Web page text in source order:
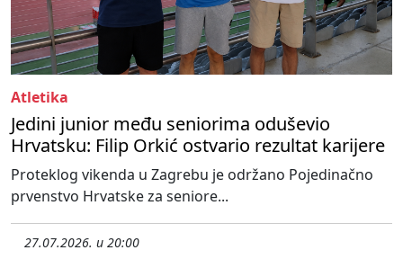
Atletika
Jedini junior među seniorima oduševio
Hrvatsku: Filip Orkić ostvario rezultat karijere
Proteklog vikenda u Zagrebu je održano Pojedinačno
prvenstvo Hrvatske za seniore...
27.07.2026. u 20:00